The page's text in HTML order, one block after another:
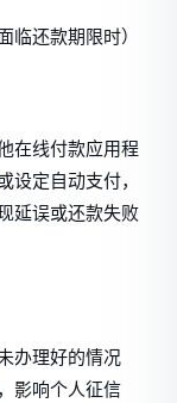
临还款期限时）
在线付款应用程
设定自动支付，
延误或还款失败
办理好的情况
影响个人征信